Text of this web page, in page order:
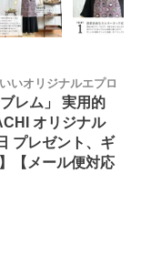
いオリジナルエプロ
レム」 実用的
オリジナル
プレゼント、ギ
【メール便対応